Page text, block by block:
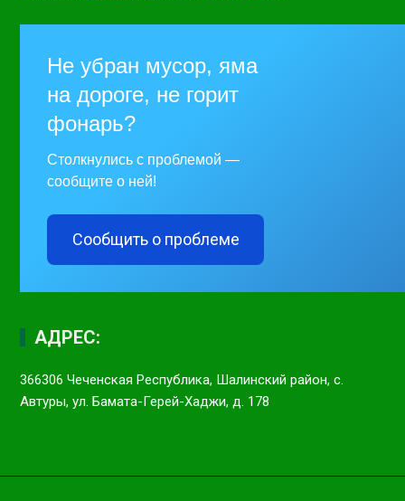
Не убран мусор, яма
на дороге, не горит
фонарь?
Столкнулись с проблемой —
сообщите о ней!
Сообщить о проблеме
АДРЕС:
366306 Чеченская Республика, Шалинский район, с.
Автуры, ул. Бамата-Герей-Хаджи, д. 178